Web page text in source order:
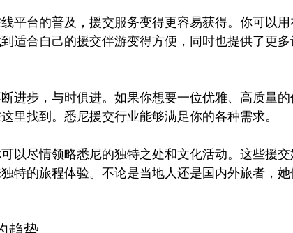
平台的普及，援交服务变得更容易获得。你可以
适合自己的援交伴游变得方便，同时也提供了更
进步，与时俱进。如果你想要一位优雅、高质量
里找到。悉尼援交行业能够满足你的各种需求。
以尽情领略悉尼的独特之处和文化活动。这些援
特的旅程体验。不论是当地人还是国内外旅者，